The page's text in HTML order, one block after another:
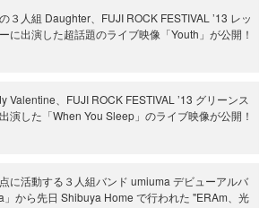
３人組 Daughter、FUJI ROCK FESTIVAL ’13 レッ
に出演した超話題のライブ映像「Youth」が公開！
Valentine、FUJI ROCK FESTIVAL ’13 グリーンス
演した「When You Sleep」のライブ映像が公開！
に活動する３人組バンド umiuma デビューアルバ
」から先日 Shibuya Home で行われた "ERAm、光